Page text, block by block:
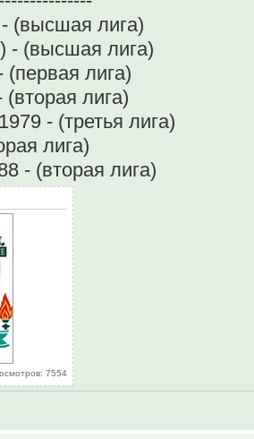
(высшая лига)
- (высшая лига)
(первая лига)
лига)
- (третья лига)
лига)
- (вторая лига)
7554